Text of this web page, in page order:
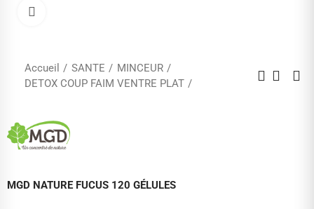
Accueil SANTE
MINCEUR
DETOX COUP FAIM VENTRE PLAT
MGD NATURE FUCUS 120 GÉLULES